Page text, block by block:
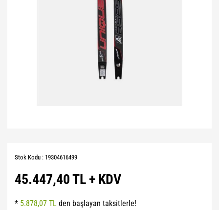
Stok Kodu : 19304616499
45.447,40 TL + KDV
* 5.878,07 TL den başlayan taksitlerle!